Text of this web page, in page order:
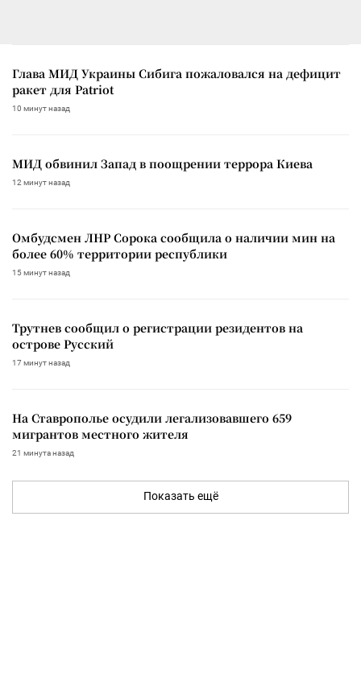
Глава МИД Украины Сибига пожаловался на дефицит
ракет для Patriot
10 минут назад
МИД обвинил Запад в поощрении террора Киева
12 минут назад
Омбудсмен ЛНР Сорока сообщила о наличии мин на
более 60% территории республики
15 минут назад
Трутнев сообщил о регистрации резидентов на
острове Русский
17 минут назад
На Ставрополье осудили легализовавшего 659
мигрантов местного жителя
21 минута назад
Показать ещё